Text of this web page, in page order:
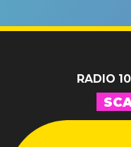
RADIO